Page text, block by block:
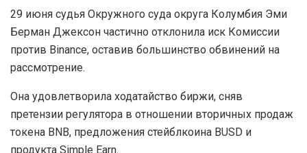
29 июня судья Окружного суда округа Колумбия Эми
Берман Джексон частично отклонила иск Комиссии
против Binance, оставив большинство обвинений на
рассмотрение.
Она удовлетворила ходатайство биржи, сняв
претензии регулятора в отношении вторичных продаж
токена BNB, предложения стейблкоина BUSD и
продукта Simple Earn.